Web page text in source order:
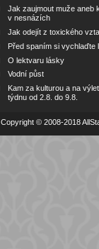
Jak zaujmout muže aneb
v nesnázích
Jak odejít z toxického
Před spaním si vychlaďte
O lektvaru lásky
Vodní půst
Kam za kulturou a na
týdnu od 2.8. do 9.8.
Copyright © 2008-2018